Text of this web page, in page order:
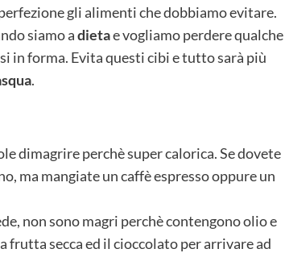
gli alimenti che dobbiamo evitare.
siamo adietae vogliamo perdere qualche
in forma. Evita questi cibi e tutto sarà più
.
dimagrire perchè super calorica. Se dovete
ma mangiate un caffè espresso oppure un
non sono magri perchè contengono olio e
secca ed il cioccolato per arrivare ad